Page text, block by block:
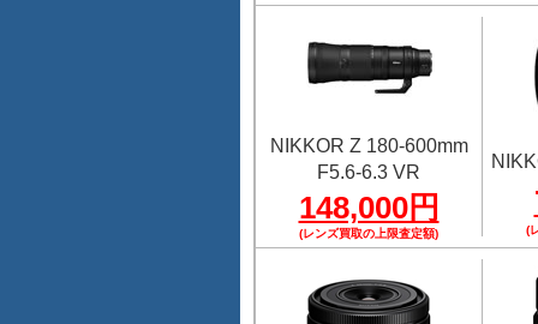
NIKKOR Z 180-600mm
F5.6-6.3 VR
148,000円
(レンズ買取の上限査定額) (